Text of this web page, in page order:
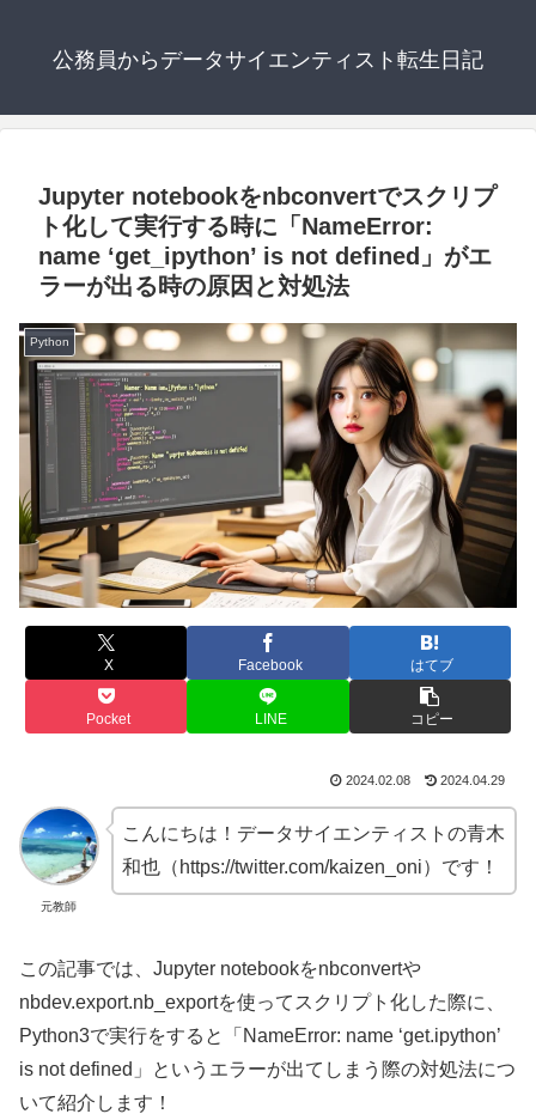
公務員からデータサイエンティスト転生日記
Jupyter notebookをnbconvertでスクリプ
ト化して実行する時に「NameError:
name ‘get_ipython’ is not defined」がエ
ラーが出る時の原因と対処法
Python
X Facebook はてブ
Pocket LINE コピー
2024.02.08 2024.04.29
元教師
こんにちは！データサイエンティストの青木
和也（https://twitter.com/kaizen_oni）です！
この記事では、Jupyter notebookをnbconvertや
nbdev.export.nb_exportを使ってスクリプト化した際に、
Python3で実行をすると「NameError: name ‘get.ipython’
is not defined」というエラーが出てしまう際の対処法につ
いて紹介します！